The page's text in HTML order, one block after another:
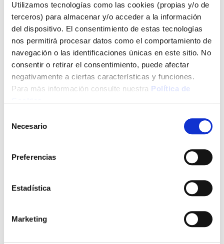
Utilizamos tecnologías como las cookies (propias y/o de
terceros) para almacenar y/o acceder a la información
del dispositivo. El consentimiento de estas tecnologías
nos permitirá procesar datos como el comportamiento de
navegación o las identificaciones únicas en este sitio. No
consentir o retirar el consentimiento, puede afectar
negativamente a ciertas características y funciones.
Para más información consulte nuestra Política de
Necesario
Preferencias
Estadística
Marketing
ALMOHADILLA ESPALDA Y NUCA BEURER. 62x42 100W. 3
niveles. Lavabale a máquina 30ºC. Extrasuave, transpirable,
calentamiento rápido, fibra de felpa. Regulación electrónica
de la temperatura. Autoapagado a los 90'. Interruptor
extraíble.
Click&Collect - Recogida gratis
en nuestras tiendas
Envío a domicilio:
5 días hábiles
+ INFO